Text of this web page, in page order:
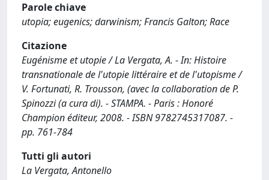
Parole chiave
utopia; eugenics; darwinism; Francis Galton; Race
Citazione
Eugénisme et utopie / La Vergata, A. - In: Histoire
transnationale de l'utopie littéraire et de l'utopisme /
V. Fortunati, R. Trousson, (avec la collaboration de P.
Spinozzi (a cura di). - STAMPA. - Paris : Honoré
Champion éditeur, 2008. - ISBN 9782745317087. -
pp. 761-784
Tutti gli autori
La Vergata, Antonello